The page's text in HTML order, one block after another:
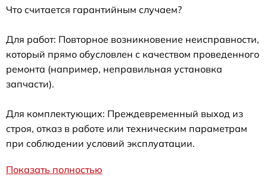
Что считается гарантийным случаем?
Для работ: Повторное возникновение неисправности,
который прямо обусловлен с качеством проведенного
ремонта (например, неправильная установка
запчасти).
Для комплектующих: Преждевременный выход из
строя, отказ в работе или техническим параметрам
при соблюдении условий эксплуатации.
Показать полностью